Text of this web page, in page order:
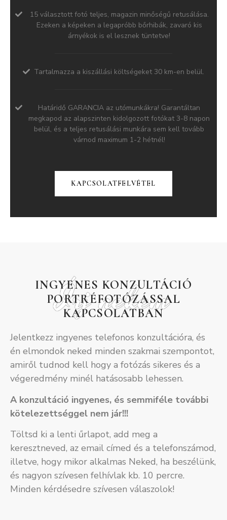
15 választott fotó teljes, magazin minőségű retusálása.
Ezeken a képeken a legapróbb bőrhibák, zavaró kis
árnyékok is el lesznek tüntetve!
Tartalmazza a kiszállási költségeket 30 km-en belül.
Határidő GARANCIA az utómunkákra! Garantáltan
megkapod az alapszinten kidolgozott fotókat 3-8 napon
belül, és a teljes retusálási munkára sem kell tovább
várnod maximum 1-2 hétnél!
KAPCSOLATFELVÉTEL
INGYENES KONZULTÁCIÓ
PORTRÉFOTÓZÁSSAL
KAPCSOLATBAN
Írj nekem
Jelentkezz ingyenes telefonos konzultációra, és
én elmondok neked minden szakmai szempontot,
amiről tudnod kell hogy a fotózás sikeres és a
végeredmény minél hatásosabb lehessen.
A konzultáció ingyenes, és semmiféle további
kötelezettséggel nem jár!!!
Töltsd ki a lenti űrlapot, add meg a
keresztneved, az email címed és a telefonszámod,
illetve, hogy mikor alkalmas Neked, ha beszélünk,
és nagyon szívesen felhívlak kb. 10 percre.
Minden kérdésedre szívesen válaszolok!